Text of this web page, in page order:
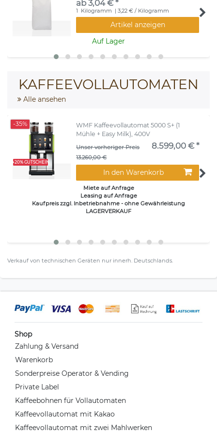
ab 3,04 € *
1 Kilogramm | 3,22 € / Kilogramm
Artikel anzeigen
Auf Lager
KAFFEEVOLLAUTOMATEN
Alle ansehen
+20% GUTSCHEIN
-35%
WMF Kaffeevollautomat 5000 S+ (1
Mühle + Easy Milk), 400V
Unser vorheriger Preis
13.260,00 €
8.599,00 € *
In den Warenkorb
Miete auf Anfrage
Leasing auf Anfrage
Kaufpreis zzgl. Inbetriebnahme - ohne Gewährleistung
LAGERVERKAUF
Verkauf von technischen Geräten nur innerh. Deutschlands.
Shop
Zahlung & Versand
Warenkorb
Sonderpreise Operator & Vending
Private Label
Kaffeebohnen für Vollautomaten
Kaffeevollautomat mit Kakao
Kaffeevollautomat mit zwei Mahlwerken